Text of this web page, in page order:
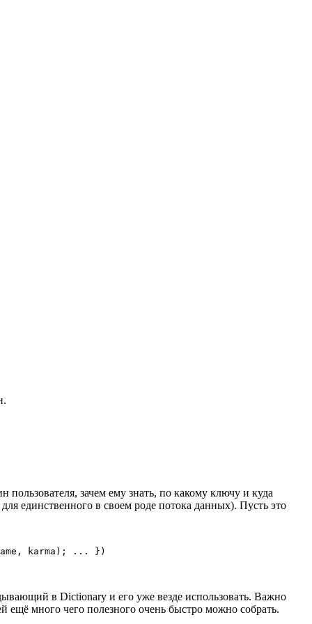
зачем ему знать, по какому ключу и куда
единственного в своем роде потока данных). Пусть это
в Dictionary и его уже везде использовать. Важно
ещё много чего полезного очень быстро можно собрать.